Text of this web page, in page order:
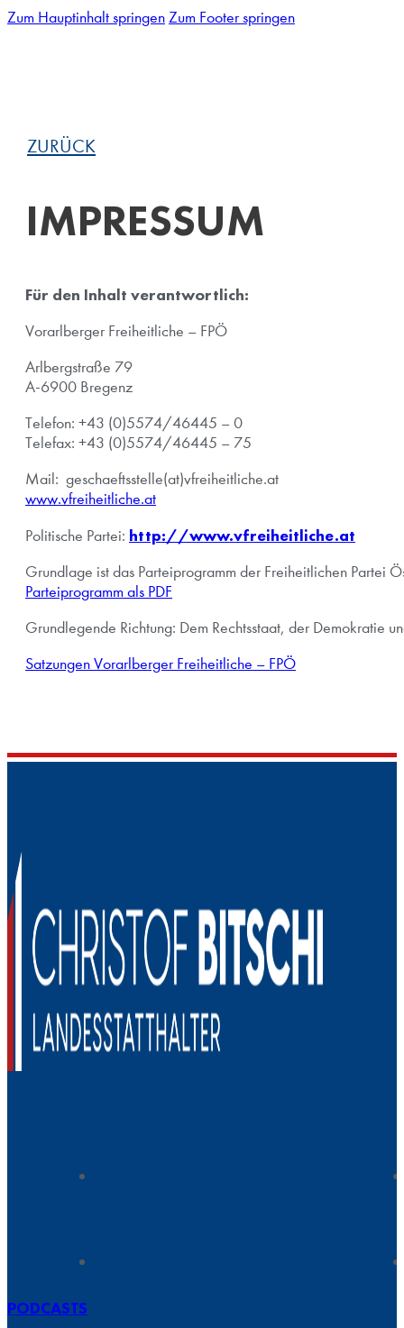
Zum Hauptinhalt springenZum Footer springen
ZURÜCK
IMPRESSUM
Für den Inhalt verantwortlich:
Vorarlberger Freiheitliche – FPÖ
Arlbergstraße 79
A-6900 Bregenz
Telefon: +43 (0)5574/46445 – 0
Telefax: +43 (0)5574/46445 – 75
Mail: geschaeftsstelle(at)vfreiheitliche.at
www.vfreiheitliche.at
Politische Partei: http://www.vfreiheitliche.at
Grundlage ist das Parteiprogramm der Freiheitlichen Partei
Parteiprogramm als PDF
Grundlegende Richtung: Dem Rechtsstaat, der Demokratie
Satzungen Vorarlberger Freiheitliche – FPÖ
PODCASTS